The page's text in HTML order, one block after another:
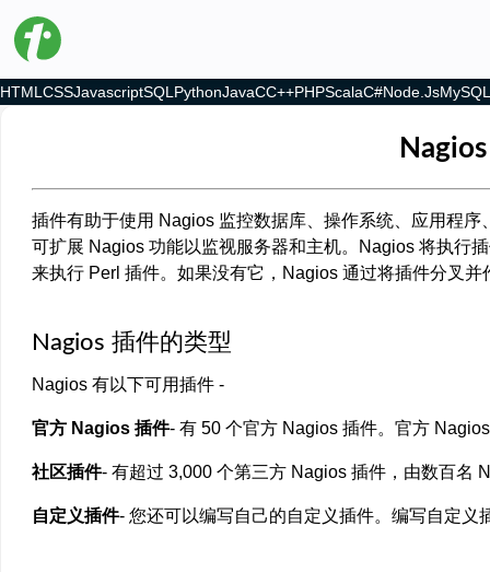
HTML CSSJavascriptSQL PythonJavaCC++PHPScalaC#Node.jsMySQL
插件有助于使用 Nagios 监控数据库、操作系统、应用程
可扩展 Nagios 功能以监视服务器和主机。Nagios 将执行
来执行 Perl 插件。如果没有它，Nagios 通过将插件分叉
Nagios 插件的类型
Nagios 有以下可用插件 -
官方 Nagios 插件- 有 50 个官方 Nagios 插件。官方
社区插件- 有超过 3,000 个第三方 Nagios 插件，由数百名
自定义插件- 您还可以编写自己的自定义插件。编写自定义